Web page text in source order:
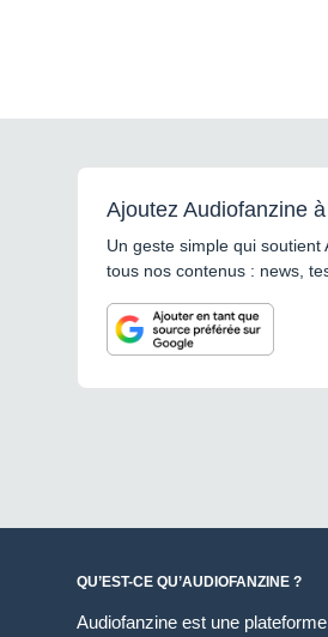
Ajoutez Audiofanzine
Un geste simple qui
tous nos contenus : news,
QU’EST-CE QU’AUDIOFANZINE ?
Audiofanzine est une